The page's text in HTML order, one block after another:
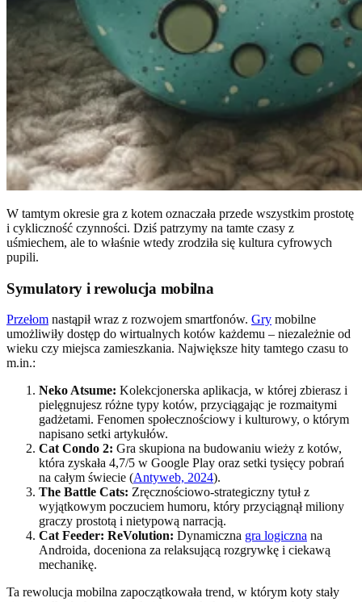
W tamtym okresie gra z kotem oznaczała przede wszystkim prostotę
i cykliczność czynności. Dziś patrzymy na tamte czasy z
uśmiechem, ale to właśnie wtedy zrodziła się kultura cyfrowych
pupili.
Symulatory i rewolucja mobilna
Przełom nastąpił wraz z rozwojem smartfonów. Gry mobilne
umożliwiły dostęp do wirtualnych kotów każdemu – niezależnie od
wieku czy miejsca zamieszkania. Największe hity tamtego czasu to
m.in.:
Neko Atsume: Kolekcjonerska aplikacja, w której zbierasz i
pielęgnujesz różne typy kotów, przyciągając je rozmaitymi
gadżetami. Fenomen społecznościowy i kulturowy, o którym
napisano setki artykułów.
Cat Condo 2: Gra skupiona na budowaniu wieży z kotów,
która zyskała 4,7/5 w Google Play oraz setki tysięcy pobrań
na całym świecie (Antyweb, 2024).
The Battle Cats: Zręcznościowo-strategiczny tytuł z
wyjątkowym poczuciem humoru, który przyciągnął miliony
graczy prostotą i nietypową narracją.
Cat Feeder: ReVolution: Dynamiczna gra logiczna na
Androida, doceniona za relaksującą rozgrywkę i ciekawą
mechanikę.
Ta rewolucja mobilna zapoczątkowała trend, w którym koty stały